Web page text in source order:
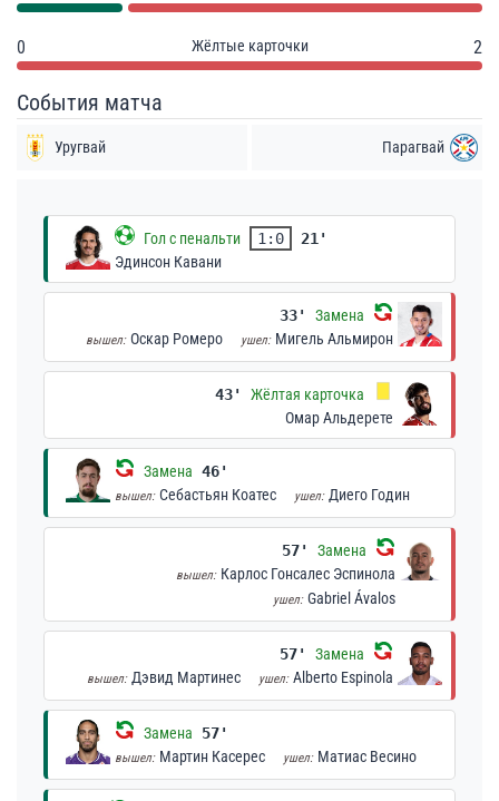
0 Жёлтые карточки 2
События матча
Уругвай Парагвай
Гол с пенальти 1:0
21'
Эдинсон Кавани
33' Замена
вышел: Оскар Ромеро ушел: Мигель Альмирон
43'
Жёлтая карточка
Омар Альдерете
Замена 46'
вышел: Себастьян Коатес ушел: Диего Годин
57' Замена
вышел: Карлос Гонсалес Эспинола
ушел: Gabriel Ávalos
57' Замена
вышел: Дэвид Мартинес ушел: Alberto Espinola
Замена 57'
вышел: Мартин Касерес ушел: Матиас Весино